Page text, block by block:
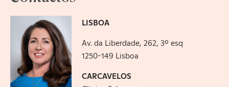
LISBOA
Av. da Liberdade, 262, 3º esq
1250-149 Lisboa
CARCAVELOS